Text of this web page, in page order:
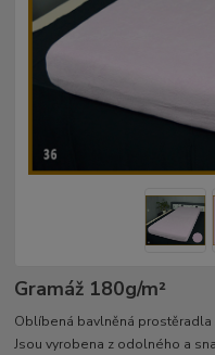
Gramáž 180g/m²­
Oblíbená bavlněná prostěradla
Jsou vyrobena z odolného a